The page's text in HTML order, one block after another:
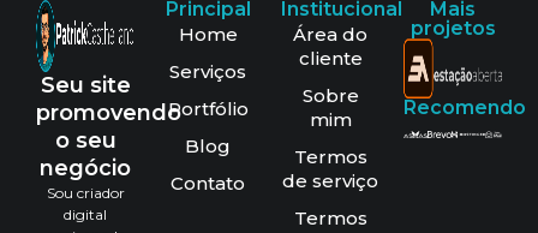
Seu site
promovendo
o seu
negócio
Sou criador
digital
Principal
Home
Serviços
Portfólio
Blog
Contato
Institucional
Área do
cliente
Sobre
mim
Termos
de serviço
Termos
Mais
projetos
Recomendo